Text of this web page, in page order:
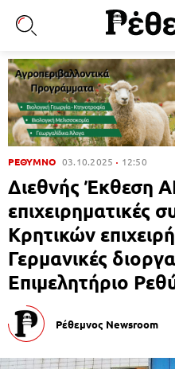
ΡΕΘΥΜΝΟ 03.10.2025 12:50
Διεθνής Έκθεση
επιχειρηματικές
Κρητικών
Γερμανικές
Επιμελητήριο
Ρέθεμνος Newsroom